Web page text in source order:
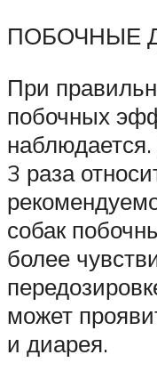
ПОБОЧНЫЕ
При
побочных
3 раза
собак
более
может
и диарея.